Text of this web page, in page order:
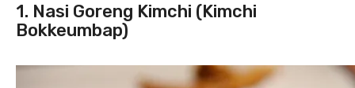
1. Nasi Goreng Kimchi (Kimchi
Bokkeumbap)